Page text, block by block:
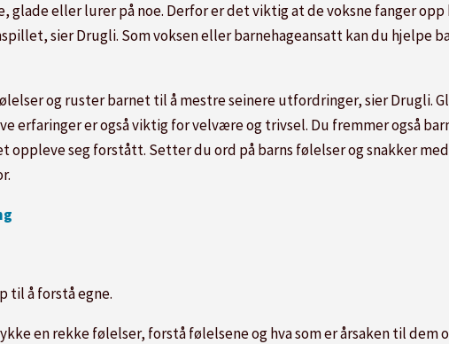
eller lurer på noe. Derfor er det viktig at de voksne fanger opp
sier Drugli. Som voksen eller barnehageansatt kan du hjelpe
og ruster barnet til å mestre seinere utfordringer, sier Drugli.
erfaringer er også viktig for velvære og trivsel. Du fremmer også
oppleve seg forstått. Setter du ord på barns følelser og snakker
til å forstå egne.
en rekke følelser, forstå følelsene og hva som er årsaken til dem